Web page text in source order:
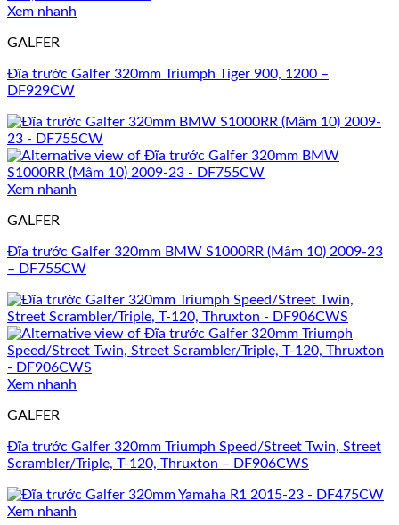
Xem nhanh
GALFER
Đĩa trước Galfer 320mm Triumph Tiger 900, 1200 –
DF929CW
Xem nhanh
GALFER
Đĩa trước Galfer 320mm BMW S1000RR (Mâm 10) 2009-23
– DF755CW
Xem nhanh
GALFER
Đĩa trước Galfer 320mm Triumph Speed/Street Twin, Street
Scrambler/Triple, T-120, Thruxton – DF906CWS
Xem nhanh